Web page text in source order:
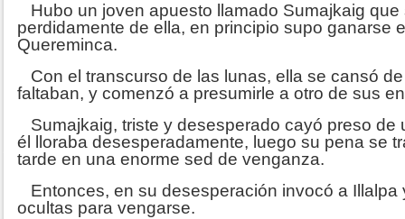
Hubo un joven apuesto llamado Sumajkaig que
perdidamente de ella, en principio supo ganarse
Quereminca.
Con el transcurso de las lunas, ella se cansó
faltaban, y comenzó a presumirle a otro de sus
Sumajkaig, triste y desesperado cayó preso de
él lloraba desesperadamente, luego su pena se
tarde en una enorme sed de venganza.
Entonces, en su desesperación invocó a Illalpa
ocultas para vengarse.